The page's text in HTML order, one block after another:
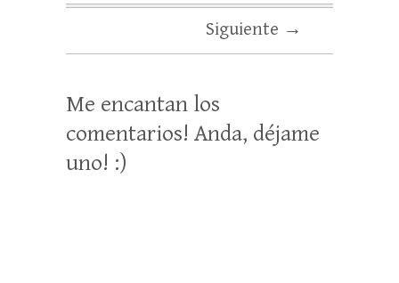
Siguiente →
Me encantan los
comentarios! Anda, déjame
uno! :)